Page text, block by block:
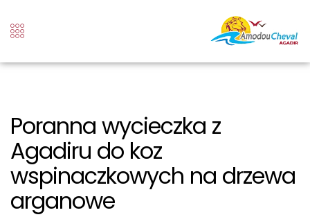
Poranna wycieczka z
Agadiru do koz
wspinaczkowych na drzewa
arganowe